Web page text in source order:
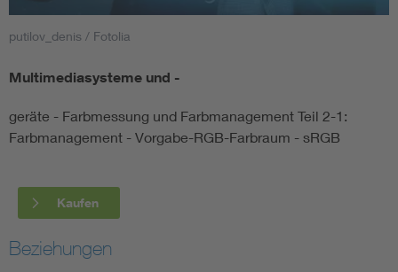
Smart Cities
DKE Fachinformationen im Kontext der Normung
Blitzschutz: DIN EN 62305 in der Übersicht
putilov_denis / Fotolia
Multimediasysteme und -
geräte - Farbmessung und Farbmanagement Teil 2-1:
Farbmanagement - Vorgabe-RGB-Farbraum - sRGB
Kaufen
Beziehungen